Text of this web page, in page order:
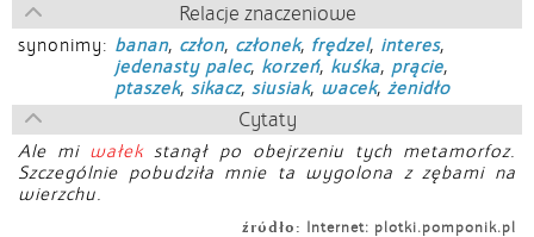
Relacje znaczeniowe
synonimy: banan, człon, członek, frędzel, interes,
jedenasty palec, korzeń, kuśka, prącie,
ptaszek, sikacz, siusiak, wacek, żenidło
Cytaty
Ale mi wałekstanął po obejrzeniu tych metamorfoz.
Szczególnie pobudziła mnie ta wygolona z zębami na
wierzchu.
źródło: Internet: plotki.pomponik.pl